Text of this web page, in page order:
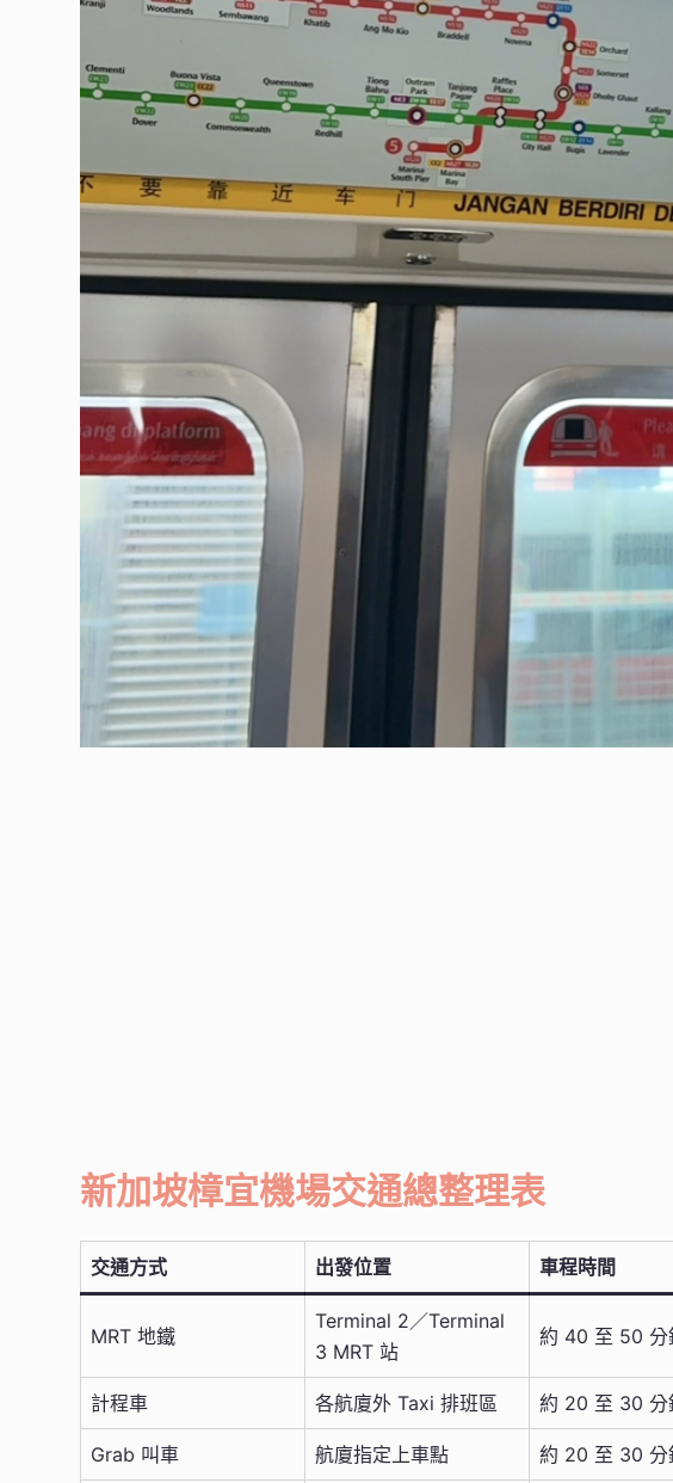
新加坡樟宜機場交通總整理表
交通方式 出發位置 車程時間
MRT 地鐵
Terminal 2／Terminal
3 MRT 站
約 40 至 50 分
計程車 各航廈外 Taxi 排班區 約 20 至 30 分
Grab 叫車 航廈指定上車點 約 20 至 30 分